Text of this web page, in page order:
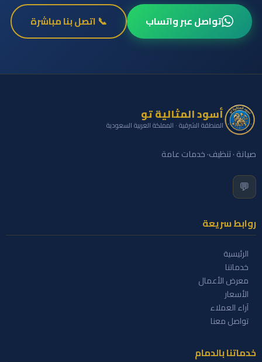
تواصل عبر واتساب 📞 اتصل بنا مباشرة
أسود المثالية تو
المنطقة الشرقية · المملكة العربية السعودية
صيانة · تنظيف· خدمات عامة
💬
روابط سريعة
الرئيسية
خدماتنا
معرض الأعمال
الأسعار
آراء العملاء
تواصل معنا
خدماتنا بالدمام